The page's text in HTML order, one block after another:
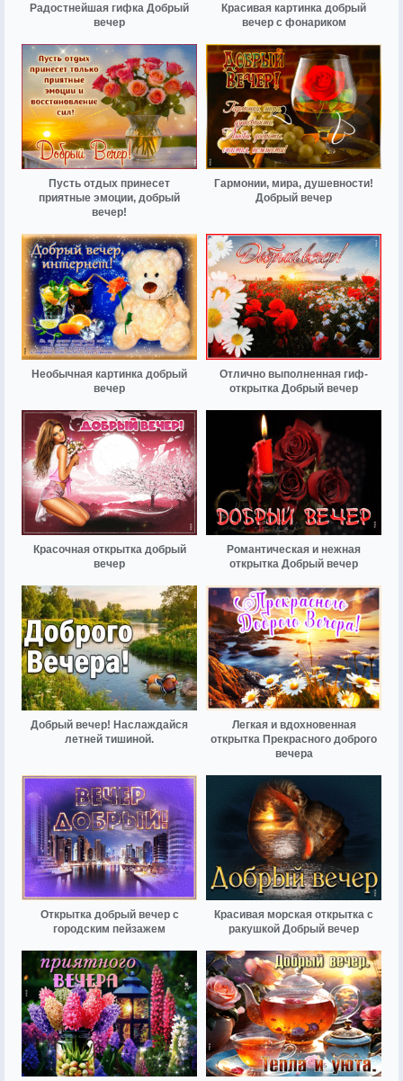
Радостнейшая гифка Добрый
вечер
Красивая картинка добрый
вечер с фонариком
Пусть отдых принесет
приятные эмоции, добрый
вечер!
Гармонии, мира, душевности!
Добрый вечер
Необычная картинка добрый
вечер
Отлично выполненная гиф-
открытка Добрый вечер
Красочная открытка добрый
вечер
Романтическая и нежная
открытка Добрый вечер
Добрый вечер! Наслаждайся
летней тишиной.
Легкая и вдохновенная
открытка Прекрасного доброго
вечера
Открытка добрый вечер с
городским пейзажем
Красивая морская открытка с
ракушкой Добрый вечер